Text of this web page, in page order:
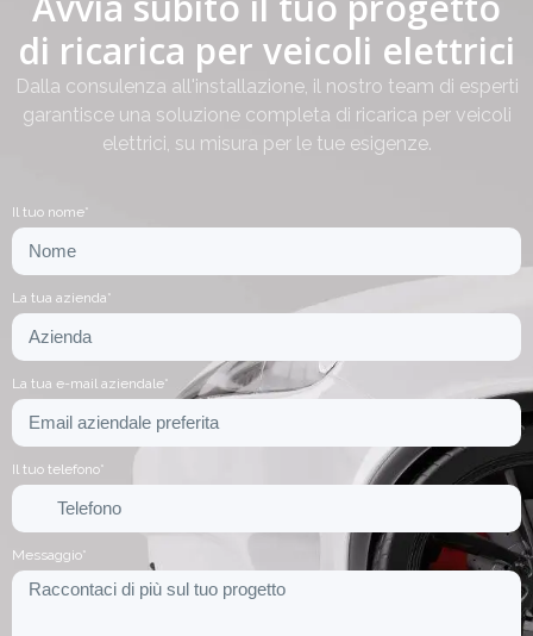
di ricarica per veicoli elettrici
Dalla consulenza all'installazione, il nostro team di esperti
garantisce una soluzione completa di ricarica per veicoli
elettrici, su misura per le tue esigenze.
Il tuo nome*
La tua azienda*
La tua e-mail aziendale*
Il tuo telefono*
Messaggio*